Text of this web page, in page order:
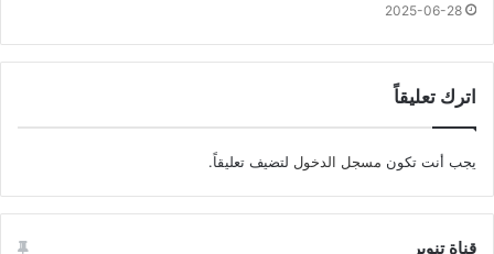
2025-06-28
اترك تعليقاً
يجب أنت تكون مسجل الدخول لتضيف تعليقاً.
قناة تنوير